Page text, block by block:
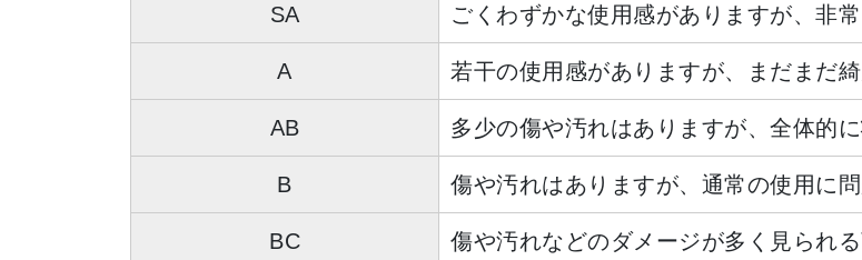
SA ごくわずかな使用感がありますが、非
A 若干の使用感がありますが、まだまだ
AB 多少の傷や汚れはありますが、全体的
B 傷や汚れはありますが、通常の使用に問
BC 傷や汚れなどのダメージが多く見られる